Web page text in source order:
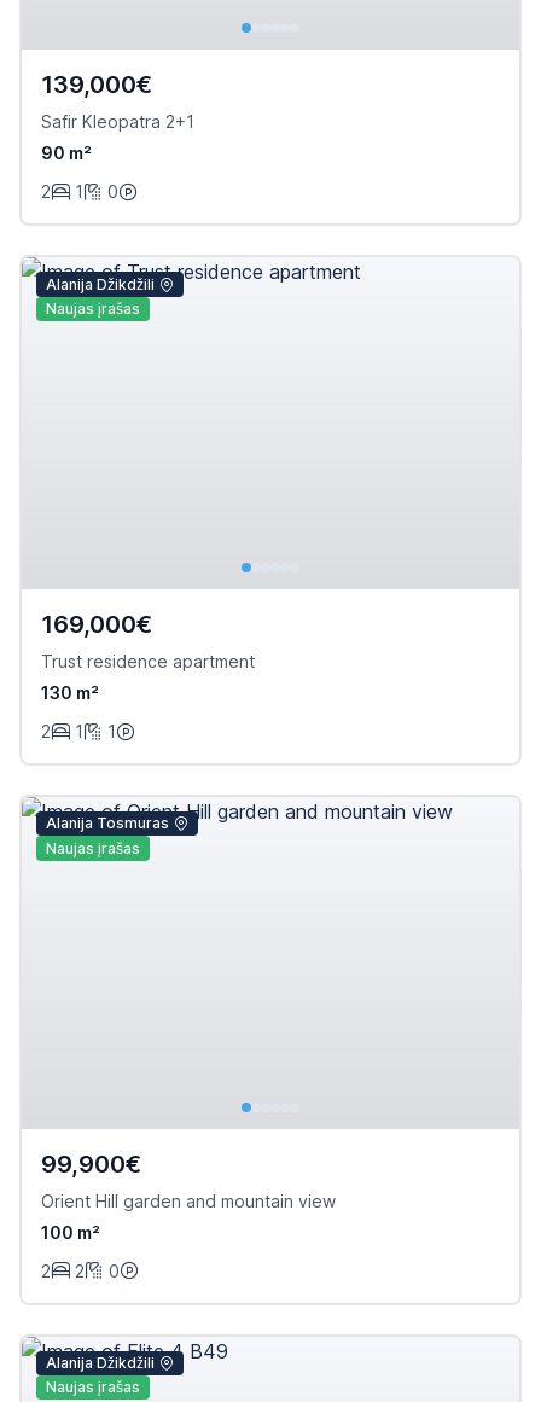
139,000€
Safir Kleopatra 2+1
90 m²
2
1 0
Alanija Džikdžili
Naujas įrašas
169,000€
Trust residence apartment
130 m²
2
1 1
Alanija Tosmuras
Naujas įrašas
99,900€
Orient Hill garden and mountain view
100 m²
2
2 0
Alanija Džikdžili
Naujas įrašas